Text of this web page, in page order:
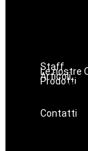
Staff
Le nostre
Articoli
Prodotti
Contatti